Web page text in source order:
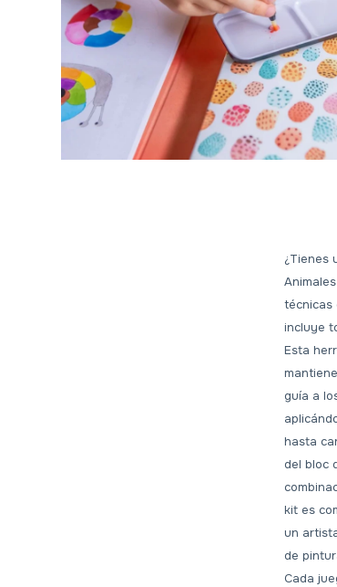
¿Tienes
técnicas
incluye
Esta
guía a
hasta
del bloc
kit es
un
de
Cada